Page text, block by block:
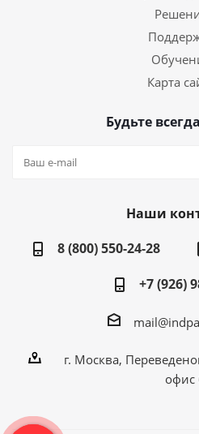
Карта
Будьте
Наши
8 (800) 550-24-28
+7 (926)
г. Москва,
офис